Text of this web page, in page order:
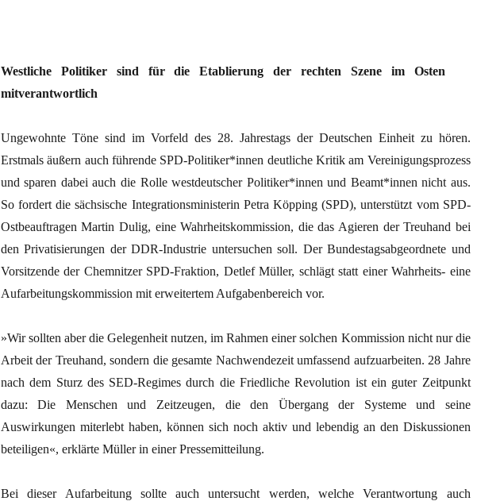
Westliche Politiker sind für die Etablierung der rechten Szene im Osten
mitverantwortlich
Ungewohnte Töne sind im Vorfeld des 28. Jahrestags der Deutschen Einheit zu hören.
Erstmals äußern auch führende SPD-Politiker*innen deutliche Kritik am Vereinigungsprozess
und sparen dabei auch die Rolle westdeutscher Politiker*innen und Beamt*innen nicht aus.
So fordert die sächsische Integrationsministerin Petra Köpping (SPD), unterstützt vom SPD-
Ostbeauftragen Martin Dulig, eine Wahrheitskommission, die das Agieren der Treuhand bei
den Privatisierungen der DDR-Industrie untersuchen soll. Der Bundestagsabgeordnete und
Vorsitzende der Chemnitzer SPD-Fraktion, Detlef Müller, schlägt statt einer Wahrheits- eine
Aufarbeitungskommission mit erweitertem Aufgabenbereich vor.
»Wir sollten aber die Gelegenheit nutzen, im Rahmen einer solchen Kommission nicht nur die
Arbeit der Treuhand, sondern die gesamte Nachwendezeit umfassend aufzuarbeiten. 28 Jahre
nach dem Sturz des SED-Regimes durch die Friedliche Revolution ist ein guter Zeitpunkt
dazu: Die Menschen und Zeitzeugen, die den Übergang der Systeme und seine
Auswirkungen miterlebt haben, können sich noch aktiv und lebendig an den Diskussionen
beteiligen«, erklärte Müller in einer Pressemitteilung.
Bei dieser Aufarbeitung sollte auch untersucht werden, welche Verantwortung auch